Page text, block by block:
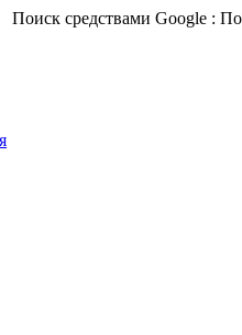
Поиск средствами Google :